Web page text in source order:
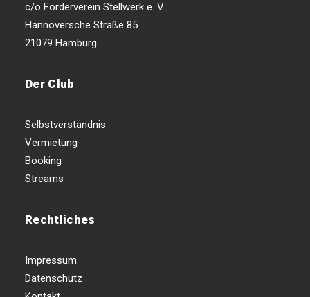
c/o Förderverein Stellwerk e. V.
Hannoversche Straße 85
21079 Hamburg
Der Club
Selbstverständnis
Vermietung
Booking
Streams
Rechtliches
Impressum
Datenschutz